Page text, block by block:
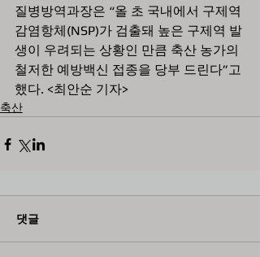
질병방역과장은 “올 초 국내에서 구제역
감염항체(NSP)가 검출돼 높은 구제역 발
생이 우려되는 상황인 만큼 축산 농가의
철저한 예방백신 접종을 당부 드린다”고
했다. <최안순 기자>
축산
댓글